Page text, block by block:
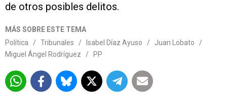
de otros posibles delitos.
MÁS SOBRE ESTE TEMA
Política
/ Tribunales / Isabel Díaz Ayuso / Juan Lobato
/
Miguel Ángel Rodríguez
/ PP